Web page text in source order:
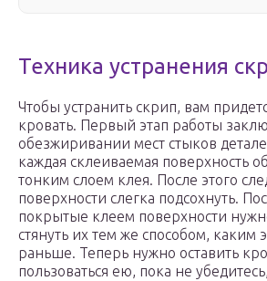
Техника устранения
Чтобы устранить скрип, вам
кровать. Первый этап работы
обезжиривании мест стыков
каждая склеиваемая поверхность
тонким слоем клея. После этого
поверхности слегка подсохнуть.
покрытые клеем поверхности
стянуть их тем же способом, каким
раньше. Теперь нужно оставить
пользоваться ею, пока не